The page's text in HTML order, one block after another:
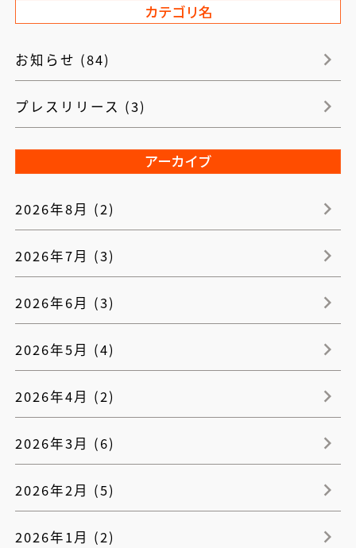
カテゴリ名
お知らせ (84)
プレスリリース (3)
アーカイブ
2026年8月 (2)
2026年7月 (3)
2026年6月 (3)
2026年5月 (4)
2026年4月 (2)
2026年3月 (6)
2026年2月 (5)
2026年1月 (2)